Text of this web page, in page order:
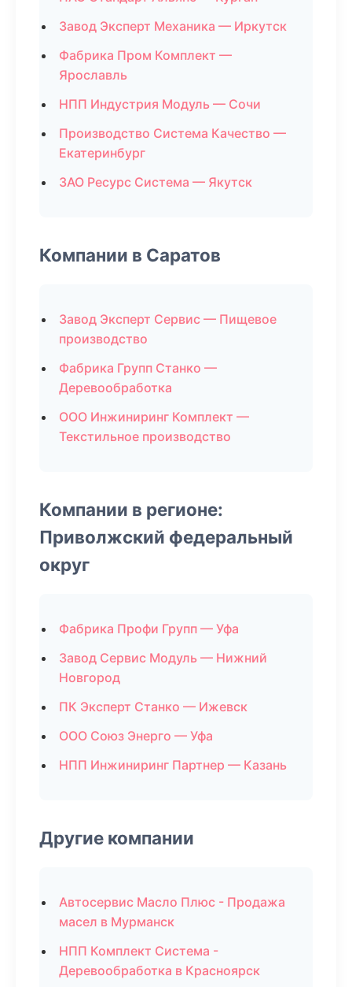
Завод Эксперт Механика — Иркутск
Фабрика Пром Комплект —
Ярославль
НПП Индустрия Модуль — Сочи
Производство Система Качество —
Екатеринбург
ЗАО Ресурс Система — Якутск
Компании в Саратов
Завод Эксперт Сервис — Пищевое
производство
Фабрика Групп Станко —
Деревообработка
ООО Инжиниринг Комплект —
Текстильное производство
Компании в регионе:
Приволжский федеральный
округ
Фабрика Профи Групп — Уфа
Завод Сервис Модуль — Нижний
Новгород
ПК Эксперт Станко — Ижевск
ООО Союз Энерго — Уфа
НПП Инжиниринг Партнер — Казань
Другие компании
Автосервис Масло Плюс - Продажа
масел в Мурманск
НПП Комплект Система -
Деревообработка в Красноярск